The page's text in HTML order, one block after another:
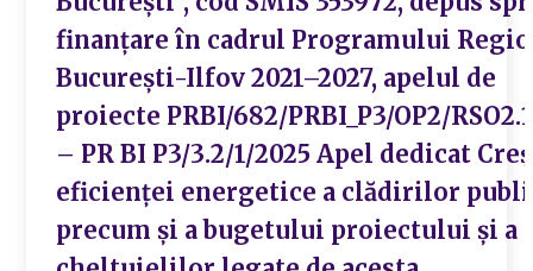
finanțare în cadrul Programului
București-Ilfov 2021–2027, apelul de
proiecte PRBI/682/PRBI_P3/OP2/
– PR BI P3/3.2/1/2025 Apel dedicat
eficienței energetice a clădirilor
precum și a bugetului proiectului și a